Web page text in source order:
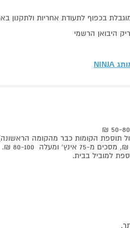
בכפוף לתעודת אחריות ולתקנון
היבואן הרשמי
NINJA